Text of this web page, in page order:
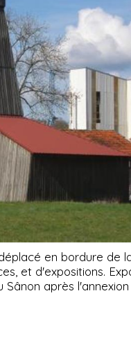
en bordure de
et d'expositions.
après